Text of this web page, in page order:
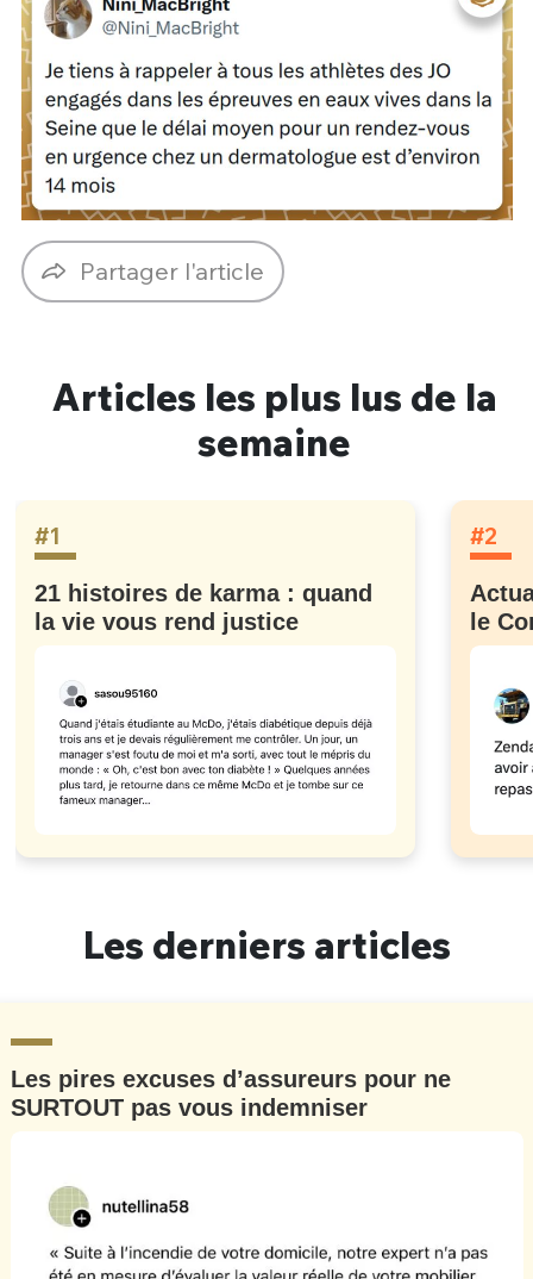
Partager l'article
Articles les plus lus de la
semaine
#1
21 histoires de karma : quand
la vie vous rend justice
#2
le
Les derniers articles
Les pires excuses d’assureurs pour ne
SURTOUT pas vous indemniser